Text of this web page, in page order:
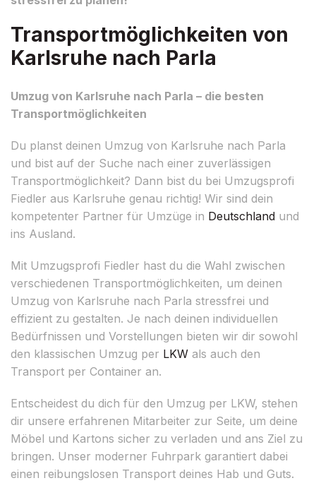
Transportmöglichkeiten von
Karlsruhe nach Parla
Umzug von Karlsruhe nach Parla – die besten
Transportmöglichkeiten
Du planst deinen Umzug von Karlsruhe nach Parla
und bist auf der Suche nach einer zuverlässigen
Transportmöglichkeit? Dann bist du bei Umzugsprofi
Fiedler aus Karlsruhe genau richtig! Wir sind dein
kompetenter Partner für Umzüge in Deutschland und
ins Ausland.
Mit Umzugsprofi Fiedler hast du die Wahl zwischen
verschiedenen Transportmöglichkeiten, um deinen
Umzug von Karlsruhe nach Parla stressfrei und
effizient zu gestalten. Je nach deinen individuellen
Bedürfnissen und Vorstellungen bieten wir dir sowohl
den klassischen Umzug per LKW als auch den
Transport per Container an.
Entscheidest du dich für den Umzug per LKW, stehen
dir unsere erfahrenen Mitarbeiter zur Seite, um deine
Möbel und Kartons sicher zu verladen und ans Ziel zu
bringen. Unser moderner Fuhrpark garantiert dabei
einen reibungslosen Transport deines Hab und Guts.